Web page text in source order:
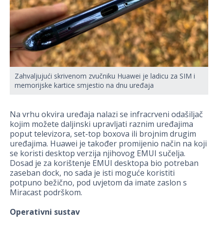
Zahvaljujući skrivenom zvučniku Huawei je ladicu za SIM i
memorijske kartice smjestio na dnu uređaja
Na vrhu okvira uređaja nalazi se infracrveni odašiljač
kojim možete daljinski upravljati raznim uređajima
poput televizora, set-top boxova ili brojnim drugim
uređajima. Huawei je također promijenio način na koji
se koristi desktop verzija njihovog EMUI sučelja.
Dosad je za korištenje EMUI desktopa bio potreban
zaseban dock, no sada je isti moguće koristiti
potpuno bežično, pod uvjetom da imate zaslon s
Miracast podrškom.
Operativni sustav